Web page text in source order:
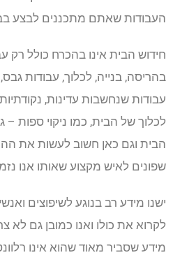
העבודות שאתם מתכננים לבצע
חידוש הבית אינו בהכרח כולל רק
בהריסה, בנייה, לכלוך, עבודות
עבודות שנחשבות עדינות,
לכלוך של הבית, כמו ניקוי ספות –
הבית וגם כאן חשוב לעשות את
שפונים לאיש מקצוע שאותו אנו
ישנו מידע רב בנוגע לשיפוצים
לקרוא את כולו ואנו כמובן גם לא
מידע שסביר מאוד שהוא אינו